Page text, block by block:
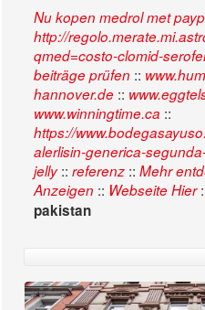
Nu kopen medrol met
http://
qmed=costo-clomid-
beiträge prüfen ::
hannover.de ::
www.winningtime.ca ::
https://
alerlisin-generica-
jelly :: referenz :: Mehr
Anzeigen :: Webseite Hier
pakistan